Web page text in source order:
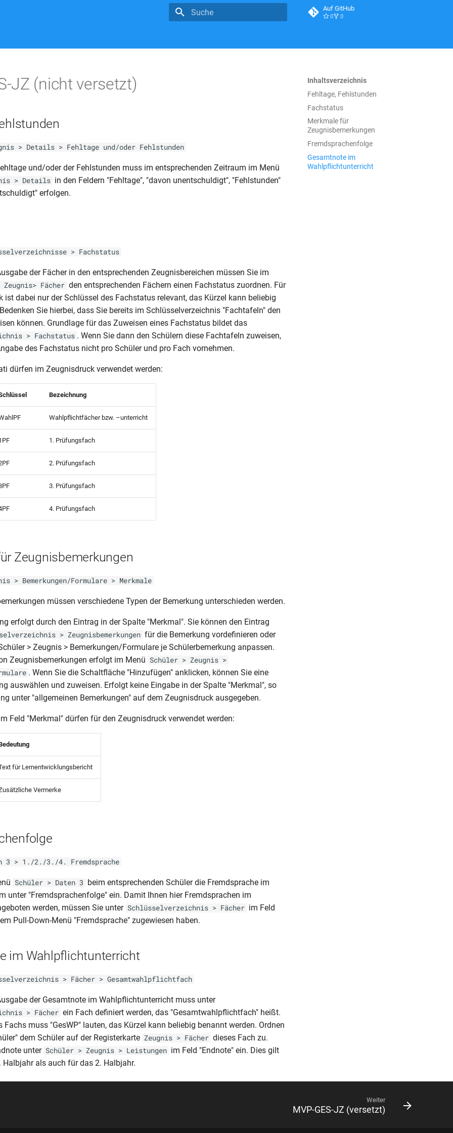
Auf GitHub
0 0
Inhaltsverzeichnis
Fehltage, Fehlstunden
Fachstatus
Merkmale für
Zeugnisbemerkungen
Fremdsprachenfolge
Gesamtnote im
Wahlpflichtunterricht
JZ (nicht versetzt)
> Details > Fehltage und/oder Fehlstunden
und/oder der Fehlstunden muss im entsprechenden Zeitraum im Menü
> Details in den Feldern "Fehltage", "davon unentschuldigt", "Fehlstunden"
erfolgen.
> Fachstatus
der Fächer in den entsprechenden Zeugnisbereichen müssen Sie im
Fächer den entsprechenden Fächern einen Fachstatus zuordnen. Für
ist dabei nur der Schlüssel des Fachstatus relevant, das Kürzel kann beliebig
Sie hierbei, dass Sie bereits im Schlüsselverzeichnis "Fachtafeln" den
können. Grundlage für das Zuweisen eines Fachstatus bildet das
> Fachstatus . Wenn Sie dann den Schülern diese Fachtafeln zuweisen,
des Fachstatus nicht pro Schüler und pro Fach vornehmen.
dürfen im Zeugnisdruck verwendet werden:
Bezeichnung
Wahlpflichtfächer bzw. –unterricht
1. Prüfungsfach
2. Prüfungsfach
3. Prüfungsfach
4. Prüfungsfach
Zeugnisbemerkungen
> Bemerkungen/Formulare > Merkmale
müssen verschiedene Typen der Bemerkung unterschieden werden.
erfolgt durch den Eintrag in der Spalte "Merkmal". Sie können den Eintrag
> Zeugnisbemerkungen für die Bemerkung vordefinieren oder
> Zeugnis > Bemerkungen/Formulare je Schülerbemerkung anpassen.
Zeugnisbemerkungen erfolgt im Menü Schüler > Zeugnis >
. Wenn Sie die Schaltfläche "Hinzufügen" anklicken, können Sie eine
auswählen und zuweisen. Erfolgt keine Eingabe in der Spalte "Merkmal", so
unter "allgemeinen Bemerkungen" auf dem Zeugnisdruck ausgegeben.
Feld "Merkmal" dürfen für den Zeugnisdruck verwendet werden:
für Lernentwicklungsbericht
Vermerke
3 > 1./2./3./4. Fremdsprache
Schüler > Daten 3 beim entsprechenden Schüler die Fremdsprache im
unter "Fremdsprachenfolge" ein. Damit Ihnen hier Fremdsprachen im
werden, müssen Sie unter Schlüsselverzeichnis > Fächer im Feld
Pull-Down-Menü "Fremdsprache" zugewiesen haben.
im Wahlpflichtunterricht
> Fächer > Gesamtwahlpflichtfach
der Gesamtnote im Wahlpflichtunterricht muss unter
> Fächer ein Fach definiert werden, das "Gesamtwahlpflichtfach" heißt.
Fachs muss "GesWP" lauten, das Kürzel kann beliebig benannt werden. Ordnen
dem Schüler auf der Registerkarte Zeugnis > Fächer dieses Fach zu.
unter Schüler > Zeugnis > Leistungen im Feld "Endnote" ein. Dies gilt
als auch für das 2. Halbjahr.
Weiter
MVP-GES-JZ (versetzt)